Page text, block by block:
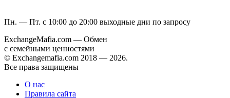
Пн. — Пт. с 10:00 до 20:00 выходные дни по запросу
ExchangeMafia.com — Обмен
с семейными ценностями
© Exchangemafia.com 2018 — 2026.
Все права защищены
О нас
Правила сайта